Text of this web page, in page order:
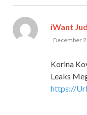
iWant
December
Korina
Leaks
https://